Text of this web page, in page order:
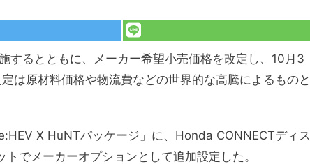
するとともに、メーカー希望小売価格を改定し、10月3
は原材料価格や物流費などの世界的な高騰によるものと
X HuNTパッケージ」に、Honda CONNECTディス
でメーカーオプションとして追加設定した。